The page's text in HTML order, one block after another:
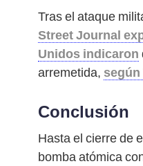
Tras el ataque
Street Journal
Unidos indicaron
arremetida, según
Conclusión
Hasta el cierre de
bomba atómica